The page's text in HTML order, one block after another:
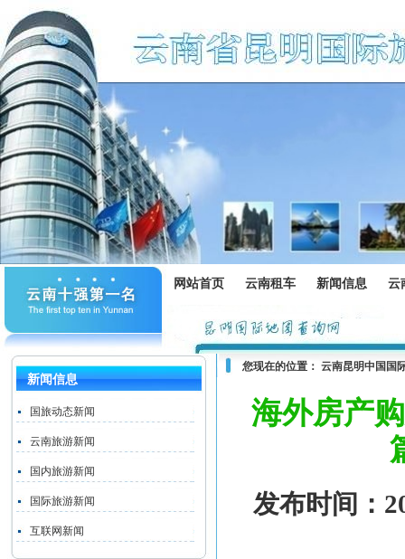
网站首页 云南租车 新闻信息 云
新闻信息
国旅动态新闻
云南旅游新闻
国内旅游新闻
国际旅游新闻
互联网新闻
您现在的位置： 云南昆明中国国
海外房产
发布时间：